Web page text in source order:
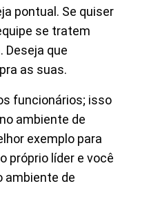
pontual. Se quiser
se tratem
Deseja que
as suas.
funcionários; isso
ambiente de
exemplo para
próprio líder e você
ambiente de